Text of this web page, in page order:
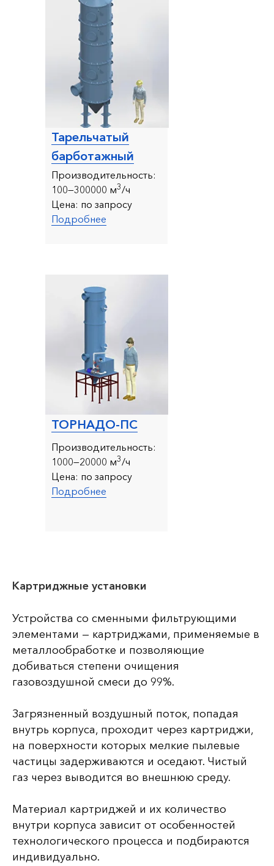
Тарельчатый
барботажный
Производительность:
100—300000 м3/ч
Цена: по запросу
Подробнее
ТОРНАДО-ПС
Производительность:
1000—20000 м3/ч
Цена: по запросу
Подробнее
Картриджные установки
Устройства со сменными фильтрующими
элементами — картриджами, применяемые в
металлообработке и позволяющие
добиваться степени очищения
газовоздушной смеси до 99%.
Загрязненный воздушный поток, попадая
внутрь корпуса, проходит через картриджи,
на поверхности которых мелкие пылевые
частицы задерживаются и оседают. Чистый
газ через выводится во внешнюю среду.
Материал картриджей и их количество
внутри корпуса зависит от особенностей
технологического процесса и подбираются
индивидуально.